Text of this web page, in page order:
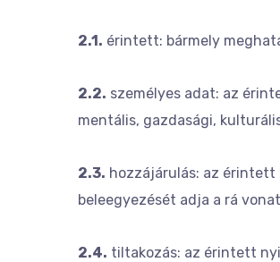
2.1. érintett: bármely
2.2. személyes adat: az
mentális, gazdasági,
2.3. hozzájárulás: az érintett
beleegyezését adja a rá
2.4. tiltakozás: az érintett